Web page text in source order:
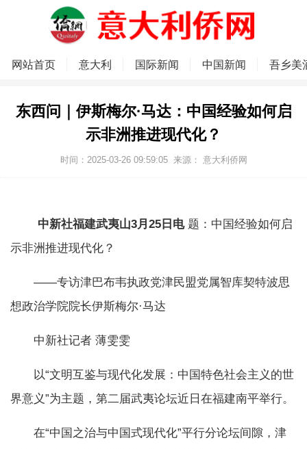
网站首页 意大利 国际新闻 中国新闻 吾乡美
东西问｜伊斯梅尔·马达：中国经验如何启
示非洲推进现代化？
时间：2025-03-26 09:59:05 来源： 意大利侨网
中新社福建武夷山3月25日电题：中国经验如何启
示非洲推进现代化？
——专访津巴布韦执政党津民盟党属智库契特波思
想政治学院院长伊斯梅尔·马达
中新社记者 薄雯雯
以“文明互鉴与现代化发展：中国特色社会主义的世
界意义”为主题，第二届武夷论坛近日在福建南平举行。
在“中国之治与中国式现代化”平行分论坛间隙，津